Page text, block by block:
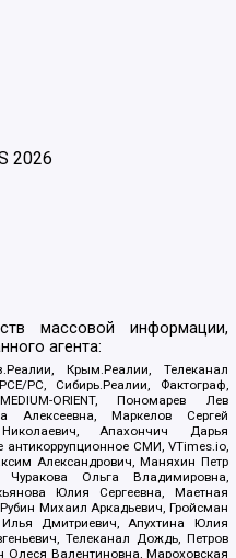
2026
массовой информации,
агента:
Крым.Реалии, Телеканал
PC, Сибирь.Реалии, Фактограф,
ORIENT, Пономарев Лев
Алексеевна, Маркелов Сергей
Апахончич Дарья
антикоррупционное СМИ, VTimes.io,
Александрович, Маняхин Петр
Ольга Владимировна,
Юлия Сергеевна, Маетная
Михаил Аркадьевич, Гройсман
Дмитриевич, Апухтина Юлия
Телеканал Дождь, Петров
Валентиновна, Мароховская